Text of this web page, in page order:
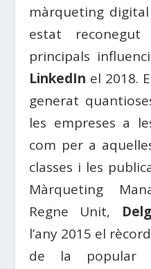
màrqueting digital
estat
principals
LinkedIn el 2018.
generat
les empreses a
com per a
classes i les
Màrqueting
Regne Unit,
l’any 2015 el
de la popular